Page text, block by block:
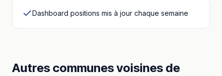
Dashboard positions mis à jour chaque semaine
Autres communes voisines de